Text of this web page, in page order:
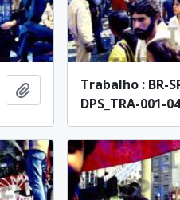
Añadir al portapapeles
Trabalho : BR-
DPS_TRA-001-